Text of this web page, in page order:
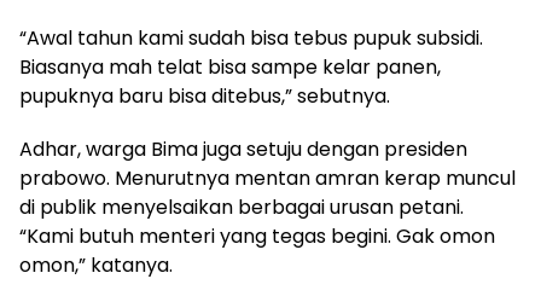
“Awal tahun kami sudah bisa tebus pupuk subsidi.
Biasanya mah telat bisa sampe kelar panen,
pupuknya baru bisa ditebus,” sebutnya.
Adhar, warga Bima juga setuju dengan presiden
prabowo. Menurutnya mentan amran kerap muncul
di publik menyelsaikan berbagai urusan petani.
“Kami butuh menteri yang tegas begini. Gak omon
omon,” katanya.